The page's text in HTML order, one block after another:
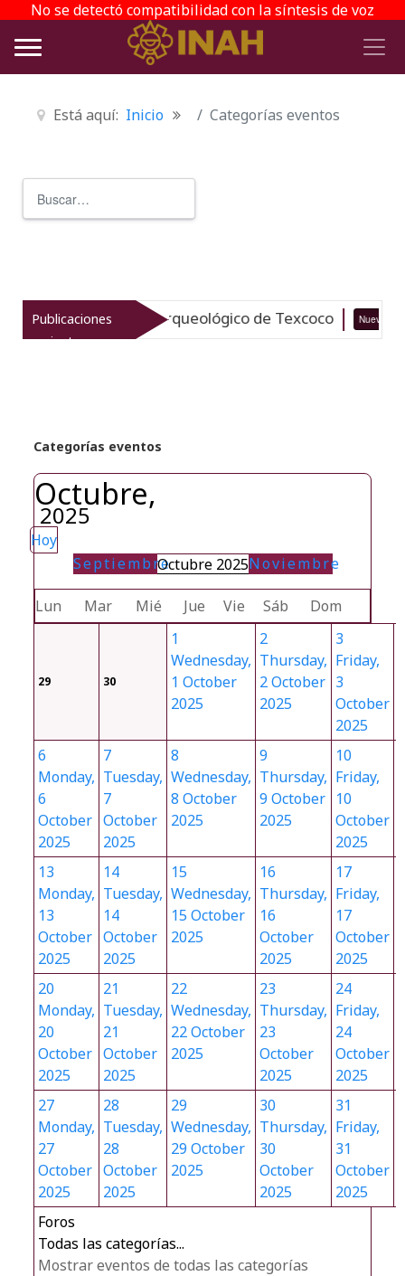
No se detectó compatibilidad con la síntesis de voz
Está aquí: Inicio Categorías eventos
Publicaciones
recientes
el patrimonio arqueológico de Texcoco Nuevo
Categorías eventos
Octubre,
2025
Hoy
SeptiembreOctubre 2025Noviembre
Lun Mar Mié Jue Vie Sáb Dom
29 30
1
Wednesday,
1 October
2025
2
Thursday,
2 October
2025
3
Friday,
3
October
2025
6
Monday,
6
October
2025
7
Tuesday,
7
October
2025
8
Wednesday,
8 October
2025
9
Thursday,
9 October
2025
10
Friday,
10
October
2025
13
Monday,
13
October
2025
14
Tuesday,
14
October
2025
15
Wednesday,
15 October
2025
16
Thursday,
16
October
2025
17
Friday,
17
October
2025
20
Monday,
20
October
2025
21
Tuesday,
21
October
2025
22
Wednesday,
22 October
2025
23
Thursday,
23
October
2025
24
Friday,
24
October
2025
27
Monday,
27
October
2025
28
Tuesday,
28
October
2025
29
Wednesday,
29 October
2025
30
Thursday,
30
October
2025
31
Friday,
31
October
2025
Foros
Todas las categorías...
Mostrar eventos de todas las categorías